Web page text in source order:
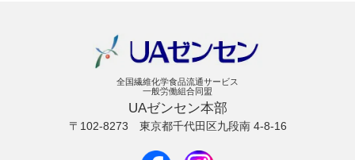
全国繊維化学食品流通サービス
一般労働組合同盟
UAゼンセン本部
〒102-8273 東京都千代田区九段南 4-8-16